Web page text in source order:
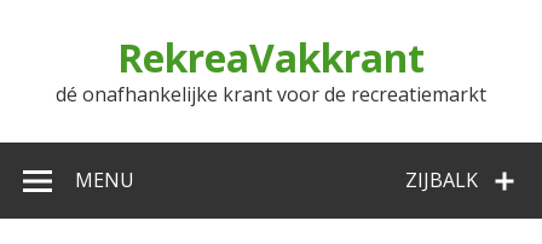
RekreaVakkrant
dé onafhankelijke krant voor de recreatiemarkt
ZIJBALK
MENU